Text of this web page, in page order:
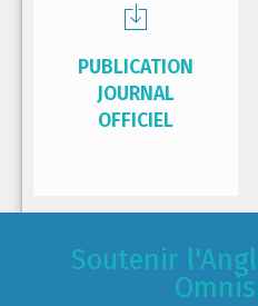
PUBLICATION
JOURNAL
OFFICIEL
Soutenir